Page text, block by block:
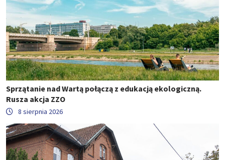
Sprzątanie nad Wartą połączą z edukacją ekologiczną.
Rusza akcja ZZO
8 sierpnia 2026